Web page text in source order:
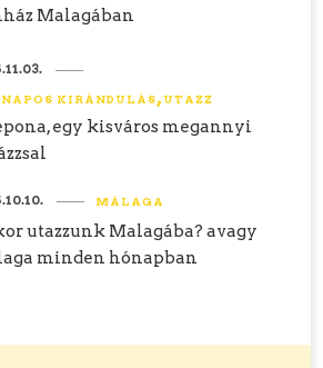
Malagában
KIRÁNDULÁS UTAZZ
egy kisváros megannyi
MÁLAGA
utazzunk Malagába? avagy
minden hónapban